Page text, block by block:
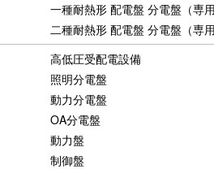
一種耐熱形 配電盤 分電盤（専
二種耐熱形 配電盤 分電盤（専
高低圧受配電設備
照明分電盤
動力分電盤
OA分電盤
動力盤
制御盤